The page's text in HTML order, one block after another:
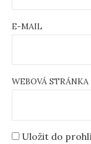
E-MAIL
WEBOVÁ STRÁNKA
Uložit do